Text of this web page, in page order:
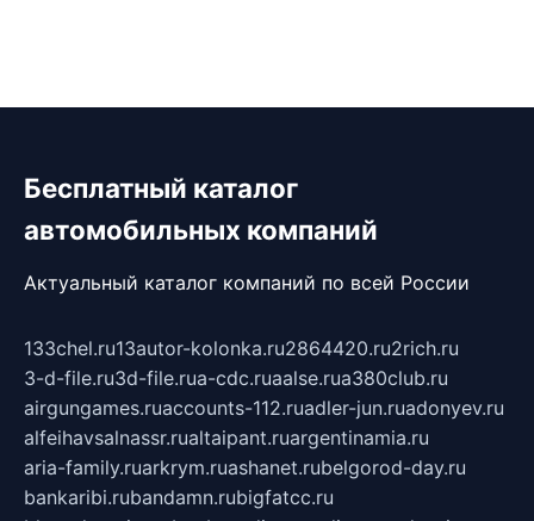
Бесплатный каталог
автомобильных компаний
Актуальный каталог компаний по всей России
133chel.ru13autor-kolonka.ru2864420.ru2rich.ru
3-d-file.ru3d-file.rua-cdc.ruaalse.rua380club.ru
airgungames.ruaccounts-112.ruadler-jun.ruadonyev.ru
alfeihavsalnassr.rualtaipant.ruargentinamia.ru
aria-family.ruarkrym.ruashanet.rubelgorod-day.ru
bankaribi.rubandamn.rubigfatcc.ru